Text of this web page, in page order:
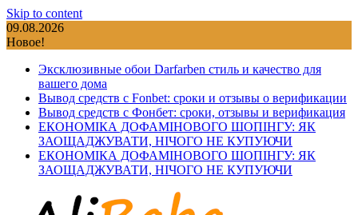
Skip to content
09.08.2026
Новое!
Эксклюзивные обои Darfarben стиль и качество для
вашего дома
Вывод средств с Fonbet: сроки и отзывы о верификации
Вывод средств с Фонбет: сроки, отзывы и верификация
ЕКОНОМІКА ДОФАМІНОВОГО ШОПІНГУ: ЯК
ЗАОЩАДЖУВАТИ, НІЧОГО НЕ КУПУЮЧИ
ЕКОНОМІКА ДОФАМІНОВОГО ШОПІНГУ: ЯК
ЗАОЩАДЖУВАТИ, НІЧОГО НЕ КУПУЮЧИ